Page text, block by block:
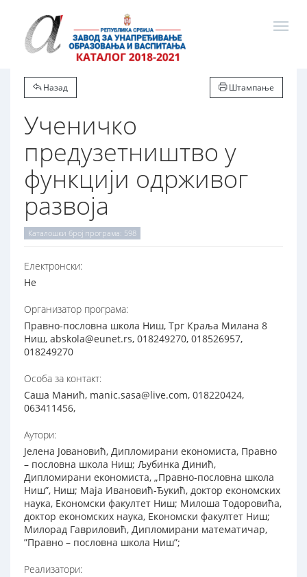
Назад Штампање
Ученичко
предузетништво у
функцији одрживог
развоја
Каталошки број програма: 598
Електронски:
Не
Организатор програма:
Правно-пословна школа Ниш, Трг Краља Милана 8
Ниш, abskola@eunet.rs, 018249270, 018526957,
018249270
Особа за контакт:
Саша Манић, manic.sasa@live.com, 018220424,
063411456,
Аутори:
Јелена Јовановић, Дипломирани економиста, Правно
– пословна школа Ниш; Љубинка Динић,
Дипломирани економиста, „Правно-пословна школа
Ниш”, Ниш; Маја Ивановић-Ђукић, доктор економских
наука, Економски факултет Ниш; Милоша Тодоровића,
доктор економских наука, Економски факултет Ниш;
Милорад Гавриловић, Дипломирани математичар,
”Правно – пословна школа Ниш”;
Реализатори: